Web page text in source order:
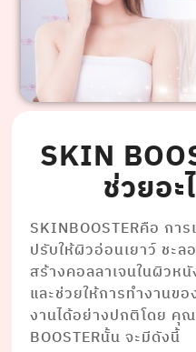
SKIN
ช่วยอ
SKINBOOSTERคือ ก
ปรับให้ผิวอ่อนเยาว์ ชะล
สร้างคอลลาเจนในผิวห
และช่วยให้การทํางานข
งานได้อย่างปกติโดย คุ
BOOSTERนั้น จะมีดังนี้